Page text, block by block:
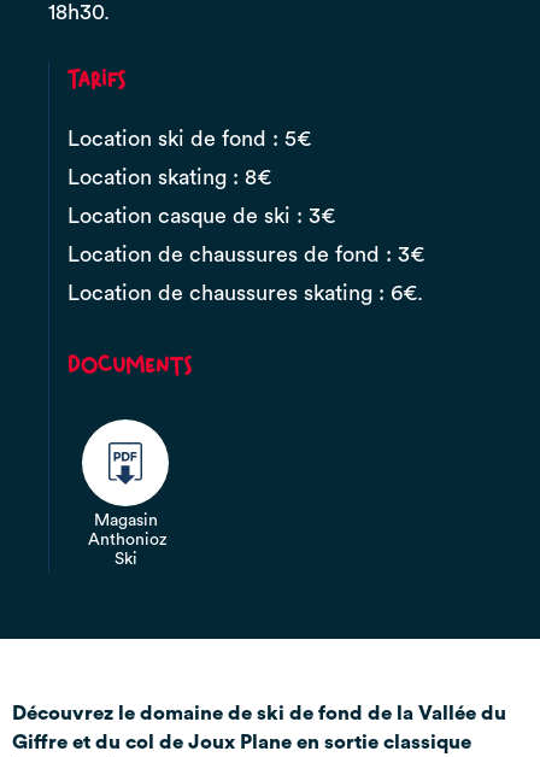
18h30.
Tarifs
Location ski de fond : 5€
Location skating : 8€
Location casque de ski : 3€
Location de chaussures de fond : 3€
Location de chaussures skating : 6€.
Documents
Magasin
Anthonioz
Ski
Découvrez le domaine de ski de fond de la Vallée du
Giffre et du col de Joux Plane en sortie classique